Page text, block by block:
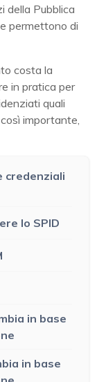
della Pubblica
permettono di
costa la
in pratica per
quali
importante,
credenziali
lo SPID
in base
in base